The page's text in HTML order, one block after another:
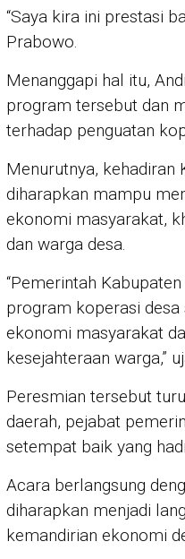
“Saya kira ini prestasi
Prabowo.
Menanggapi hal itu,
program tersebut dan
terhadap penguatan
Menurutnya, kehadiran
diharapkan mampu
ekonomi masyarakat,
dan warga desa.
“Pemerintah
program koperasi
ekonomi masyarakat
kesejahteraan warga,”
Peresmian tersebut
daerah, pejabat
setempat baik yang
Acara berlangsung
diharapkan menjadi
kemandirian ekonomi